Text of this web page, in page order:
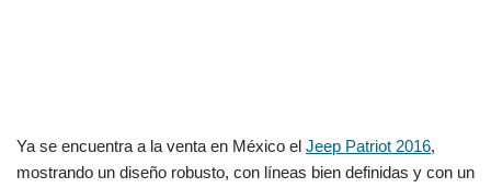
Ya se encuentra a la venta en México el Jeep Patriot 2016,
mostrando un diseño robusto, con líneas bien definidas y con un